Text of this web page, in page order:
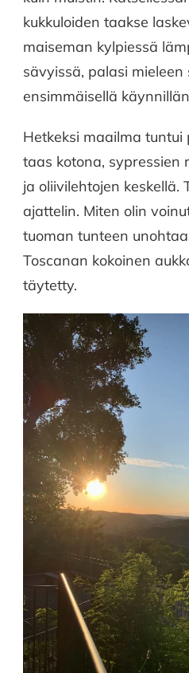
kukkuloiden taakse
maiseman kylpiessä
sävyissä, palasi mieleen
ensimmäisellä
Hetkeksi maailma
taas kotona, sypressien
ja oliivilehtojen keskellä.
ajattelin. Miten olin
tuoman tunteen
Toscanan kokoinen
täytetty.